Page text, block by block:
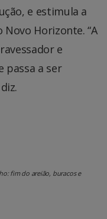
e estimula a
Horizonte. “A
e
passa a ser
fim do areião, buracos e